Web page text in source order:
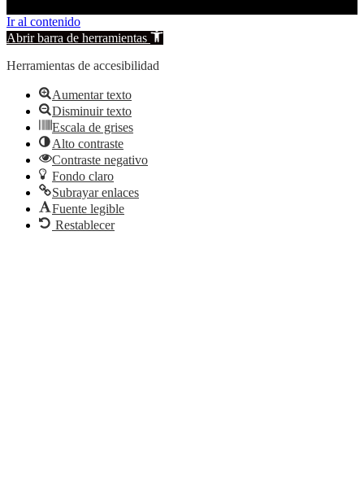
Ir al contenido
Abrir barra de herramientas
Herramientas de accesibilidad
Aumentar texto
Disminuir texto
Escala de grises
Alto contraste
Contraste negativo
Fondo claro
Subrayar enlaces
Fuente legible
Restablecer